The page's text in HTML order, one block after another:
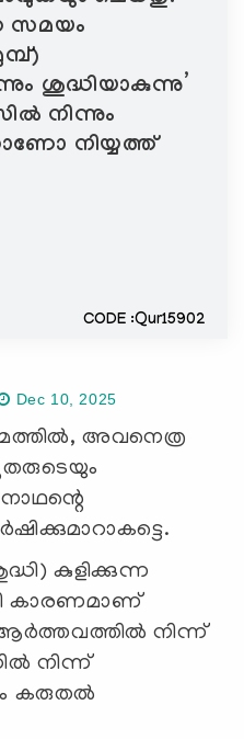
സമയം
ശുദ്ധിയാകുന്നു’
നിന്നും
നിയ്യത്ത്
CODE :Qur15902
Dec 10, 2025
അവനെത്ര
കുളിക്കുന്ന
കാരണമാണ്
ർത്തവത്തിൽ നിന്ന്
നിന്ന്
കരുതൽ